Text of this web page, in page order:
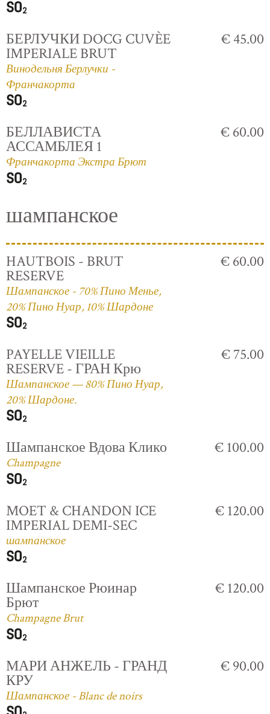
БЕРЛУЧКИ DOCG CUVÈE
IMPERIALE BRUT
Винодельня Берлучки -
Франчакорта
€ 45.00
БЕЛЛАВИСТА
АССАМБЛЕЯ 1
Франчакорта Экстра Брют
€ 60.00
шампанское
HAUTBOIS - BRUT
RESERVE
Шампанское - 70% Пино Менье,
20% Пино Нуар, 10% Шардоне
€ 60.00
PAYELLE VIEILLE
RESERVE - ГРАН Крю
Шампанское — 80% Пино Нуар,
20% Шардоне.
€ 75.00
Шампанское Вдова Клико
Champagne
€ 100.00
MOET & CHANDON ICE
IMPERIAL DEMI-SEC
шампанское
€ 120.00
Шампанское Рюинар
Брют
Champagne Brut
€ 120.00
МАРИ АНЖЕЛЬ - ГРАНД
КРУ
Шампанское - Blanc de noirs
€ 90.00